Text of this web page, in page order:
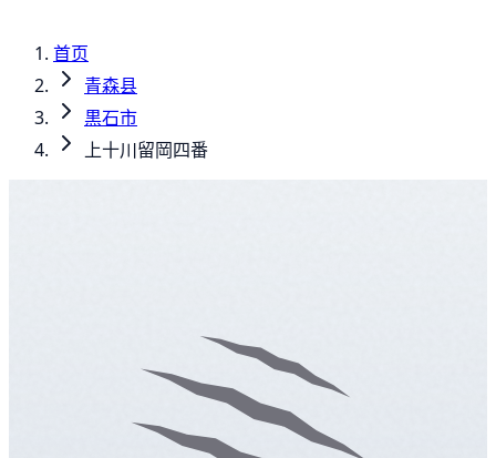
首页
青森县
黒石市
上十川留岡四番